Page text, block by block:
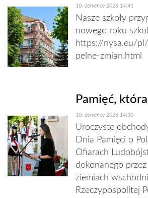
10. července 2026 14:41
Nasze szkoły
nowego roku
https://nysa.eu/
pelne-zmian.html
Pamięć,
10. července 2026 14:30
Uroczyste
Dnia Pamięci o
Ofiarach
dokonanego
ziemiach
Rzeczypospolitej